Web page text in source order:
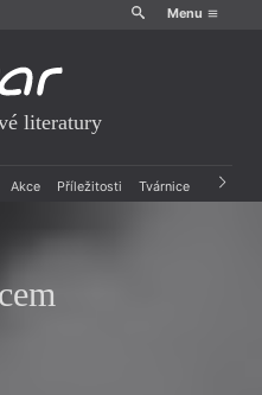
Menu
literatury
Akce Příležitosti Tvárnice Archiv